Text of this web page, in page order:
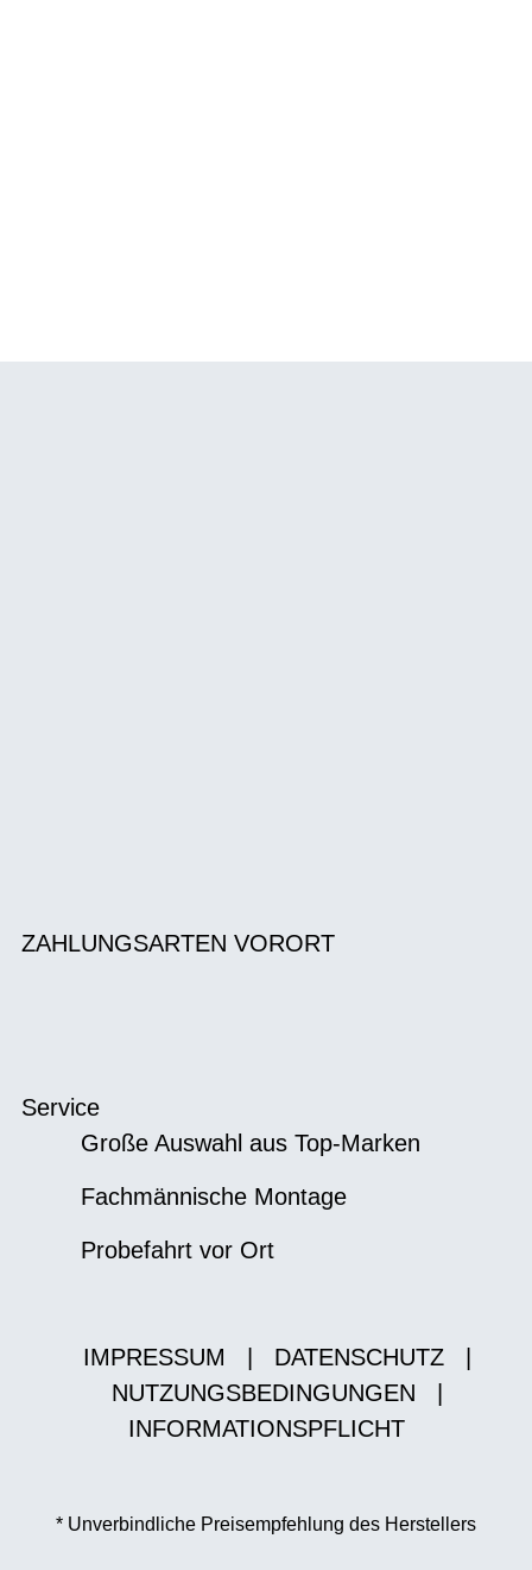
ZAHLUNGSARTEN VORORT
Service
Große Auswahl aus Top-Marken
Fachmännische Montage
Probefahrt vor Ort
IMPRESSUM DATENSCHUTZ
NUTZUNGSBEDINGUNGEN
INFORMATIONSPFLICHT
* Unverbindliche Preisempfehlung des Herstellers